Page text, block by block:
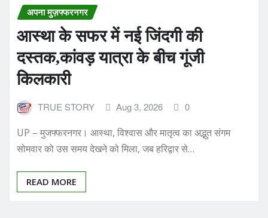
आस्था के सफर में नई जिंदगी की
दस्तक,कांवड़ यात्रा के बीच गूंजी
किलकारी
TRUE STORY
UP – मुजफ्फरनगर। आस्था, विश्वास और मातृत्व का अद्भुत संगम
READ MORE